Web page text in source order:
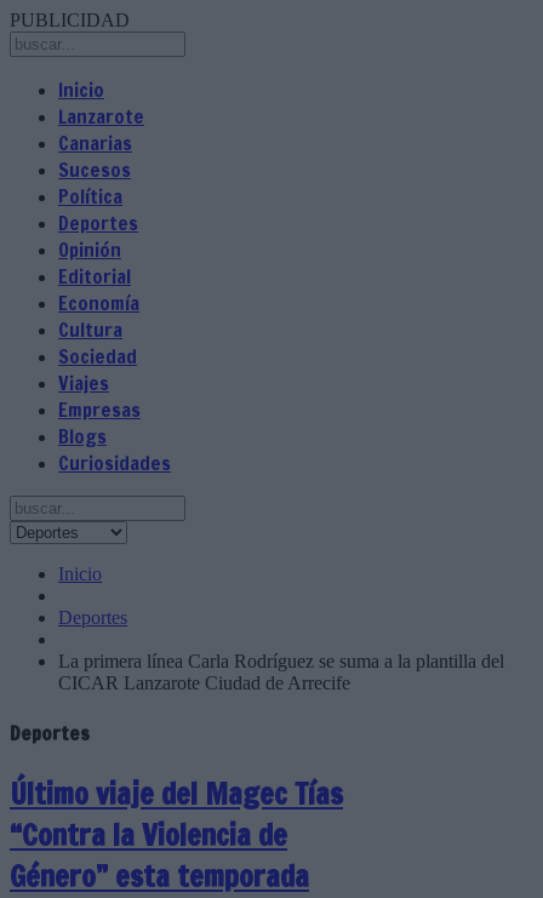
PUBLICIDAD
Inicio
Lanzarote
Canarias
Sucesos
Política
Deportes
Opinión
Editorial
Economía
Cultura
Sociedad
Viajes
Empresas
Blogs
Curiosidades
Inicio
Deportes
La primera línea Carla Rodríguez se suma a la plantilla del
CICAR Lanzarote Ciudad de Arrecife
Deportes
Último viaje del Magec Tías
“Contra la Violencia de
Género” esta temporada